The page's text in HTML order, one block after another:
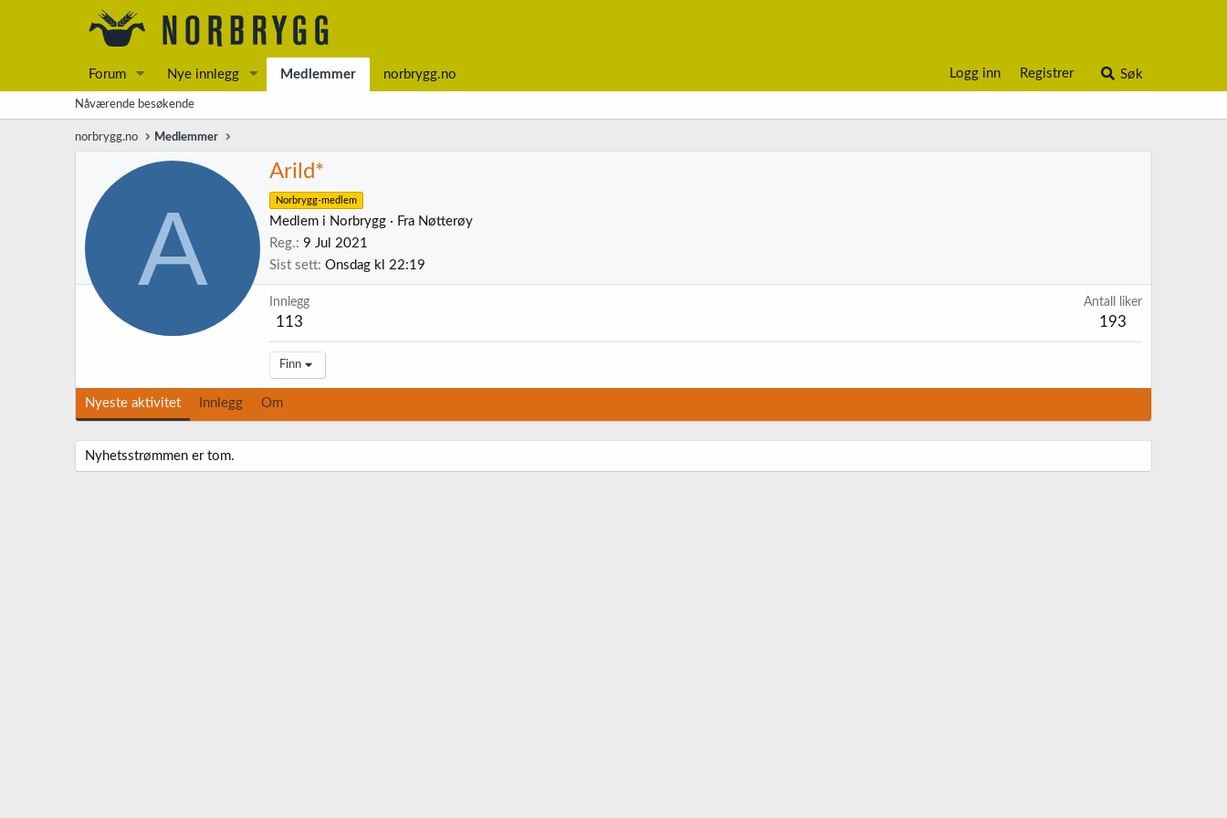
Forum Nye innlegg Medlemmer norbrygg.no Logg inn Registrer Søk
Nåværende besøkende
norbrygg.no Medlemmer
A
Arild*
Norbrygg-medlem
Medlem i Norbrygg · Fra Nøtterøy
Reg. 9 Jul 2021
Sist sett Onsdag kl 22:19
Innlegg
113
Antall liker
193
Finn
Nyeste aktivitet Innlegg Om
Nyhetsstrømmen er tom.